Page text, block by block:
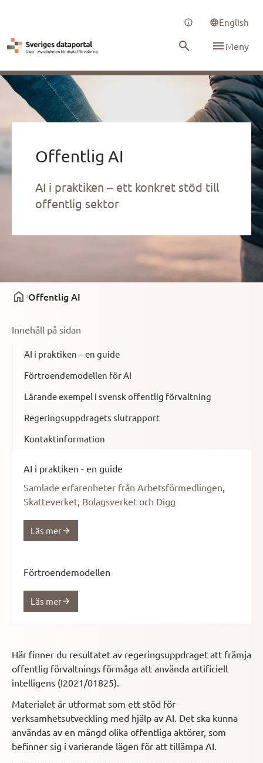
English
Meny
Offentlig AI
AI i praktiken – ett konkret stöd till
offentlig sektor
Offentlig AI
Innehåll på sidan
AI i praktiken – en guide
Förtroendemodellen för AI
Lärande exempel i svensk offentlig förvaltning
Regeringsuppdragets slutrapport
Kontaktinformation
AI i praktiken - en guide
Samlade erfarenheter från Arbetsförmedlingen,
Skatteverket, Bolagsverket och Digg
Läs mer
Förtroendemodellen
Läs mer
Här finner du resultatet av regeringsuppdraget att främja
offentlig förvaltnings förmåga att använda artificiell
intelligens (I2021/01825).
Materialet är utformat som ett stöd för
verksamhetsutveckling med hjälp av AI. Det ska kunna
användas av en mängd olika offentliga aktörer, som
befinner sig i varierande lägen för att tillämpa AI.